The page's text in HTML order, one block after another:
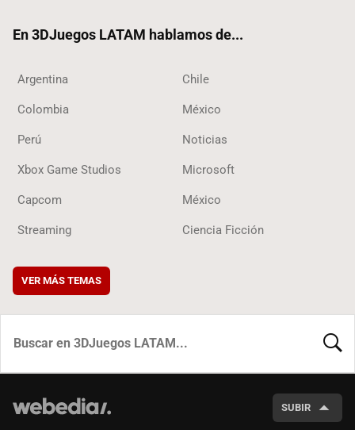
En 3DJuegos LATAM hablamos de...
Argentina Chile
Colombia México
Perú Noticias
Xbox Game Studios Microsoft
Capcom México
Streaming Ciencia Ficción
VER MÁS TEMAS
SUBIR